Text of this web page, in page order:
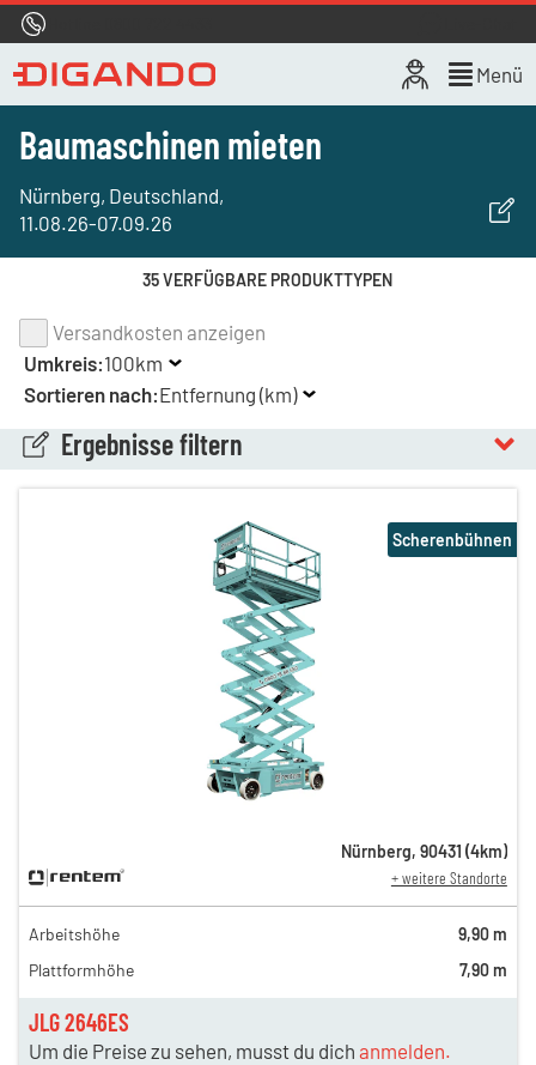
Menü
Baumaschinen mieten
Nürnberg, Deutschland,
11.08.26-07.09.26
35 VERFÜGBARE PRODUKTTYPEN
Ergebnisse filtern
Versandkosten anzeigen
Umkreis:100km
Sortieren nach:Entfernung (km)
JLG 2646ES
Um die Preise zu sehen, musst du dich anmelden.
Scherenbühnen
Nürnberg, 90431 (4km)
+ weitere Standorte
Arbeitshöhe
9,90 m
Plattformhöhe
7,90 m